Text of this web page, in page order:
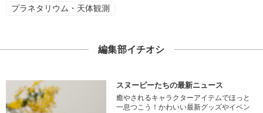
プラネタリウム・天体観測
編集部イチオシ
スヌーピーたちの最新ニュース
癒やされるキャラクターアイテムでほっと
一息つこう！かわいい最新グッズやイベン